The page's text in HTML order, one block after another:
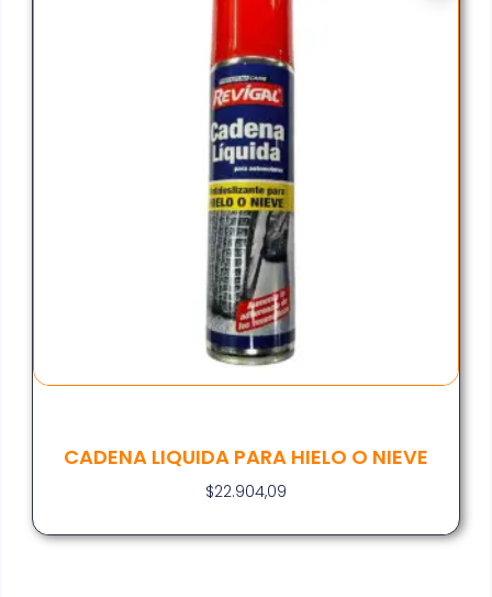
CADENA LIQUIDA PARA HIELO O NIEVE
$22.904,09